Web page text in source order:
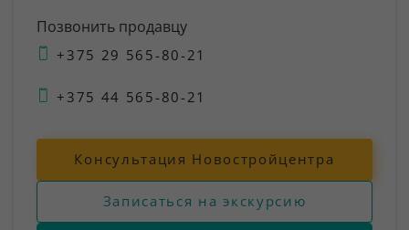
Позвонить продавцу
+375 29 565-80-21
+375 44 565-80-21
Консультация Новостройцентра
Записаться на экскурсию